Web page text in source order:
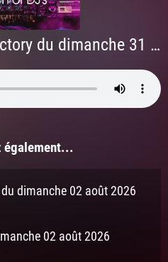
SENSATIONS Miix Factory du dimanche 31 mai 2026 à 3h
également...
dimanche 02 août 2026
02 août 2026